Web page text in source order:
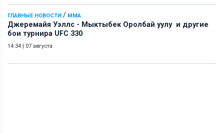
ГЛАВНЫЕ НОВОСТИ / ММА
Джеремайя Уэллс - Мыктыбек Оролбай уулу и другие
бои турнира UFC 330
14:34 | 07 августа